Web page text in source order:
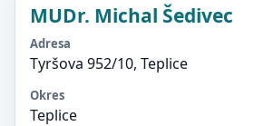
MUDr. Michal Šedivec
Adresa
Tyršova 952/10, Teplice
Okres
Teplice